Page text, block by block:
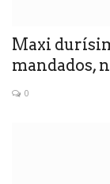
Maxi
mandados,
0